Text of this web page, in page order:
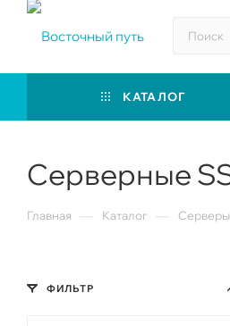
КАТАЛОГ
Серверные
Главная Каталог
ФИЛЬТР